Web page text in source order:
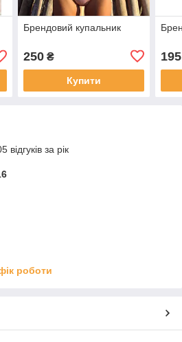
Брендовий купальник
250₴
Купити
195
за рік
роботи